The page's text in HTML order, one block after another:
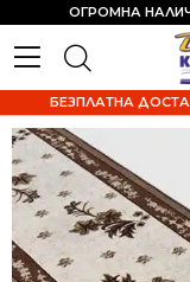
ОГРОМНА
БЕЗПЛАТНА